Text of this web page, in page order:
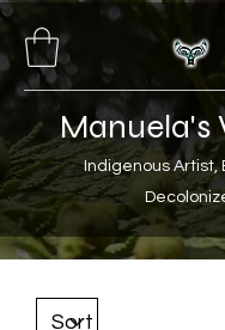
Manuela's
Indigenous Artist,